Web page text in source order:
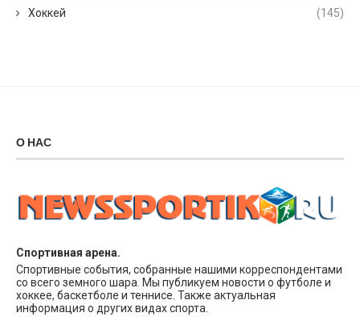
Хоккей (145)
О НАС
Спортивная арена.
Спортивные события, собранные нашими корреспондентами
со всего земного шара. Мы публикуем новости о футболе и
хоккее, баскетболе и теннисе. Также актуальная
информация о других видах спорта.